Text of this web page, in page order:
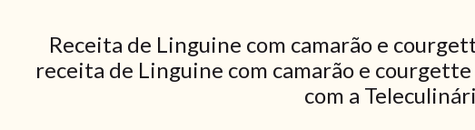
Receita de Linguine com camarão e
receita de Linguine com camarão e
com a